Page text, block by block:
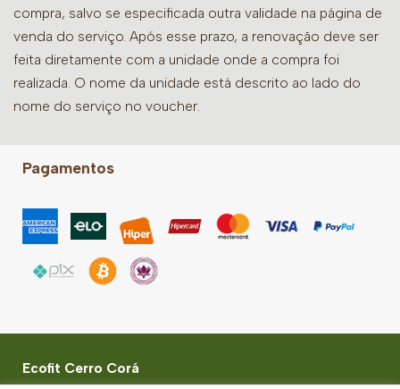
compra, salvo se especificada outra validade na página de
venda do serviço. Após esse prazo, a renovação deve ser
feita diretamente com a unidade onde a compra foi
realizada. O nome da unidade está descrito ao lado do
nome do serviço no voucher.
Pagamentos
Ecofit Cerro Corá